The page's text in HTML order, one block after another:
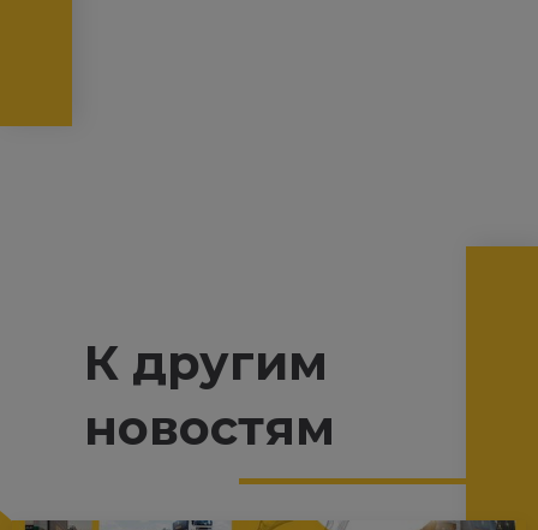
К другим
новостям